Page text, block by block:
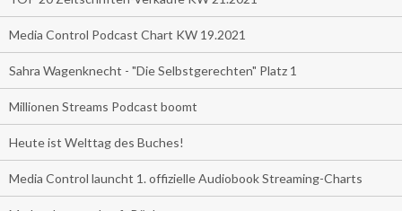
Media Control Podcast Chart KW 19.2021
Sahra Wagenknecht - "Die Selbstgerechten" Platz 1
Millionen Streams Podcast boomt
Heute ist Welttag des Buches!
Media Control launcht 1. offizielle Audiobook Streaming-Charts